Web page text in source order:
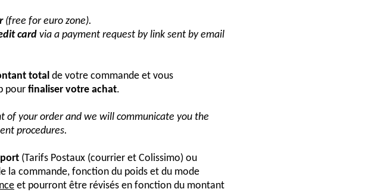
(free for euro zone).
card via a payment request by link sent by email
total de votre commande et vous
pour finaliser votre achat.
your order and we will communicate you the
procedures.
(Tarifs Postaux (courrier et Colissimo) ou
la commande, fonction du poids et du mode
et pourront être révisés en fonction du montant